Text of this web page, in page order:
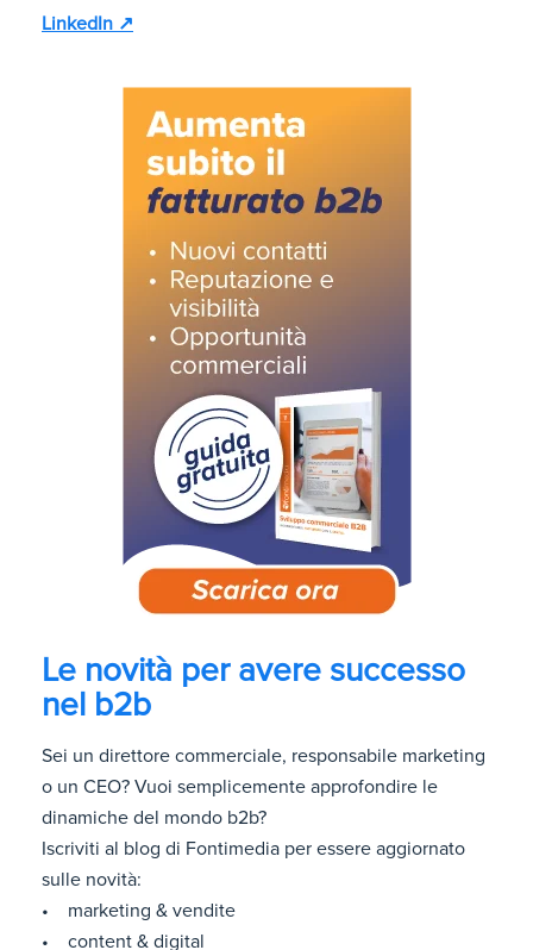
LinkedIn ↗
Le novità per avere successo
nel b2b
Sei un direttore commerciale, responsabile marketing
o un CEO? Vuoi semplicemente approfondire le
dinamiche del mondo b2b?
Iscriviti al blog di Fontimedia per essere aggiornato
sulle novità:
• marketing & vendite
• content & digital